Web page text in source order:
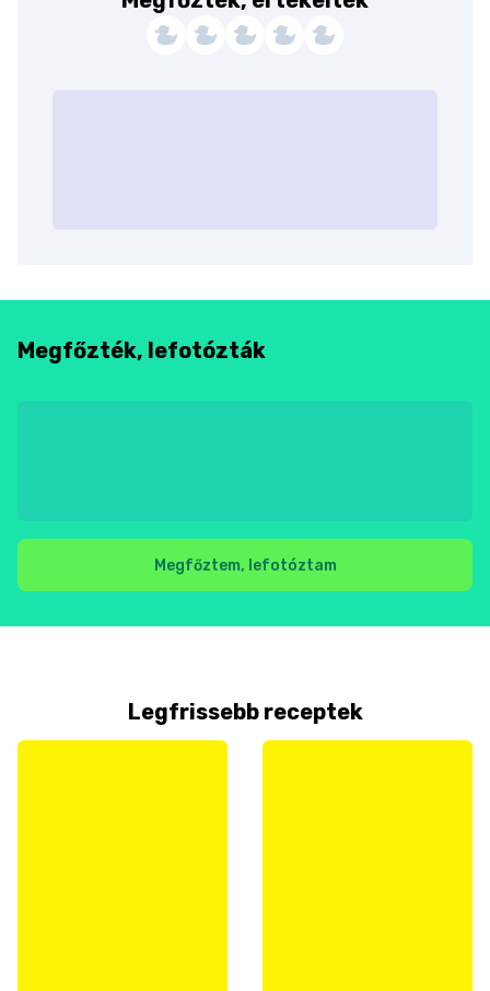
Megfőzték, lefotózták
Megfőztem, lefotóztam
Legfrissebb receptek